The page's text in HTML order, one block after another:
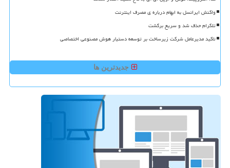
واکنش ایرانسل به ابهام درباره ی مصرف اینترنت
تلگرام حذف شد و سریع برگشت
تاکید مدیرعامل شرکت زیرساخت بر توسعه دستیار هوش مصنوعی اختصاصی
جدیدترین ها